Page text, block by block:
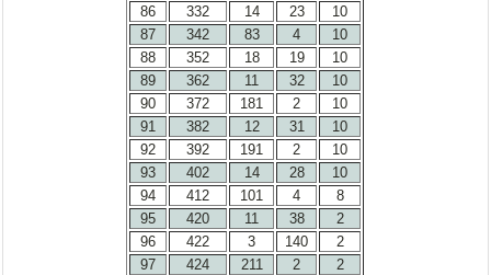
86
332 14 23
10
87
342 83 4
10
88
352 18 19
10
89
362 11 32
10
90
372 181 2
10
91
382 12 31
10
92
392 191 2
10
93
402 14 28
10
94
412 101 4
8
95
420 11 38
2
96
422 3 140
2
97
424 211 2
2